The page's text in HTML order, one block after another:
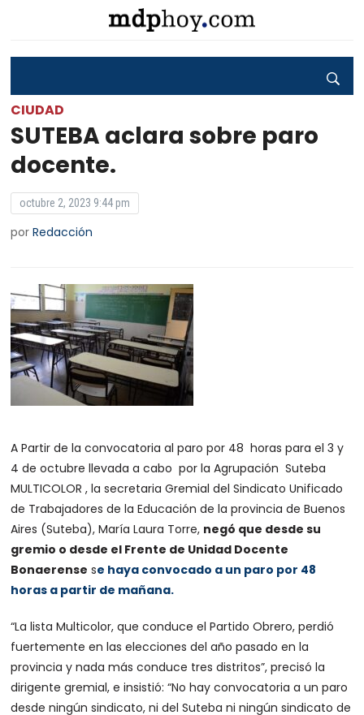
CIUDAD
SUTEBA aclara sobre paro
docente.
octubre 2, 2023 9:44 pm
porRedacción
A Partir de la convocatoria al paro por 48 horas para el 3 y
4 de octubre llevada a cabo por la Agrupación Suteba
MULTICOLOR , la secretaria Gremial del Sindicato Unificado
de Trabajadores de la Educación de la provincia de Buenos
Aires (Suteba), María Laura Torre, negó que desde su
gremio o desde el Frente de Unidad Docente
Bonaerense se haya convocado a un paro por 48
horas a partir de mañana.
“La lista Multicolor, que conduce el Partido Obrero, perdió
fuertemente en las elecciones del año pasado en la
provincia y nada más conduce tres distritos”, precisó la
dirigente gremial, e insistió: “No hay convocatoria a un paro
desde ningún sindicato, ni del Suteba ni ningún sindicato de